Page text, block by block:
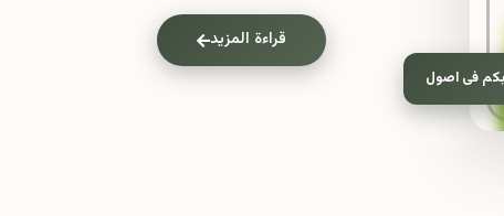
فى اصول
قراءة المزيد